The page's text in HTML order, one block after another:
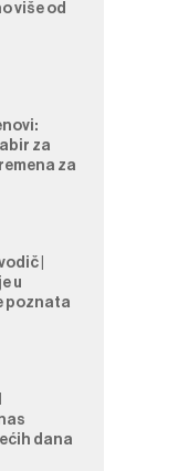
više od
za
za
|
u
poznata
dana